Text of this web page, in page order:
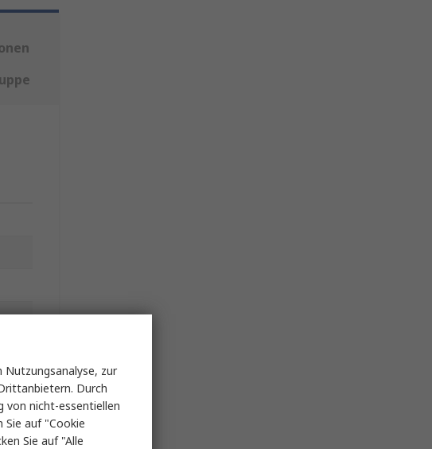
Nutzungsanalyse, zur
Durch
von nicht-essentiellen
Sie auf "Cookie
Sie auf "Alle